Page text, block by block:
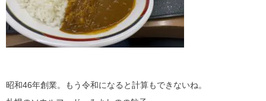
昭和46年創業。もう令和になると計算もできないね。